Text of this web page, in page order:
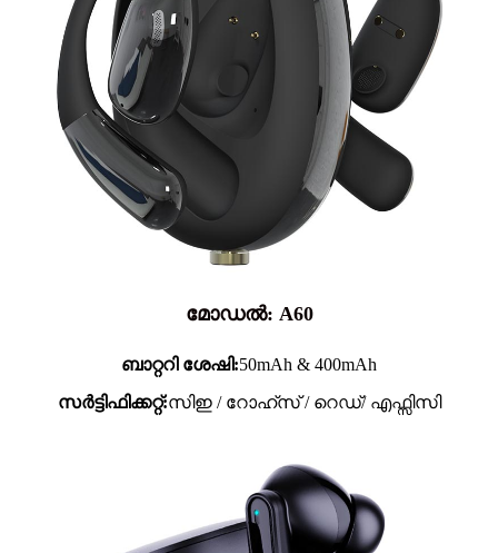
മോഡൽ: A60
ബാറ്ററി ശേഷി:50mAh & 400mAh
സർട്ടിഫിക്കറ്റ്:സിഇ / റോഹ്സ് / റെഡ്/ എഫ്സിസി